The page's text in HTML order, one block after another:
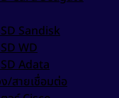
Sandisk
WD
Adata
สายเชื่อมต่อ